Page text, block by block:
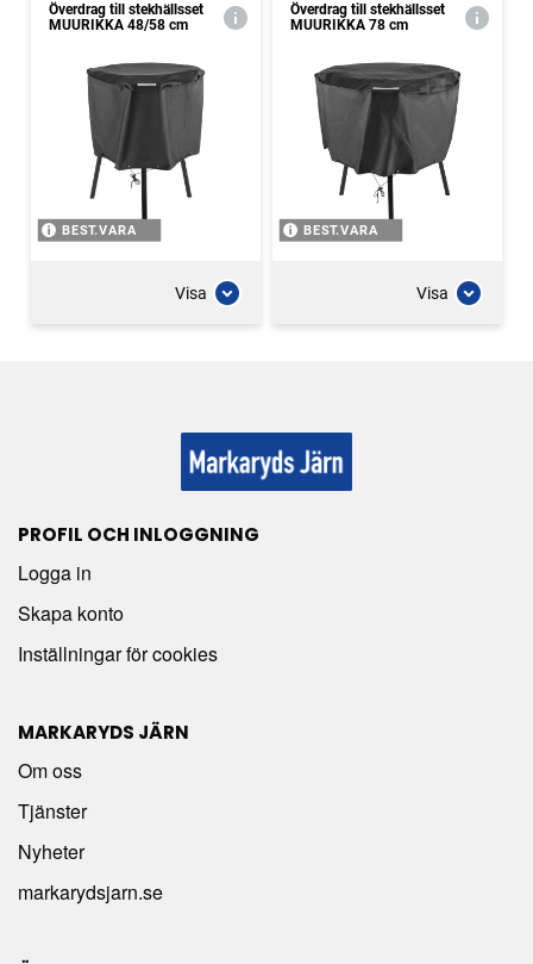
Överdrag till stekhällsset
MUURIKKA 48/58 cm
BEST.VARA
Visa
Överdrag till stekhällsset
MUURIKKA 78 cm
BEST.VARA
Visa
PROFIL OCH INLOGGNING
Logga in
Skapa konto
Inställningar för cookies
MARKARYDS JÄRN
Om oss
Tjänster
Nyheter
markarydsjarn.se